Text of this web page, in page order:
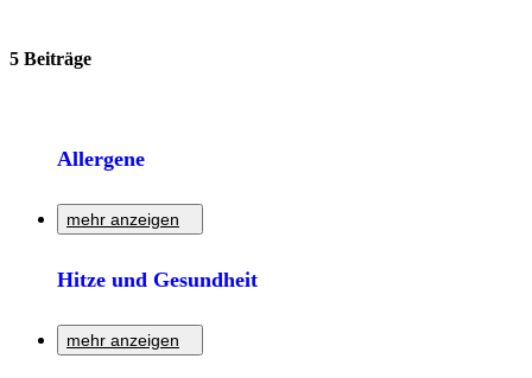
5 Beiträge
Allergene
mehr anzeigen
Informationen zu Allergenen in Dortmund
Hitze und Gesundheit
mehr anzeigen